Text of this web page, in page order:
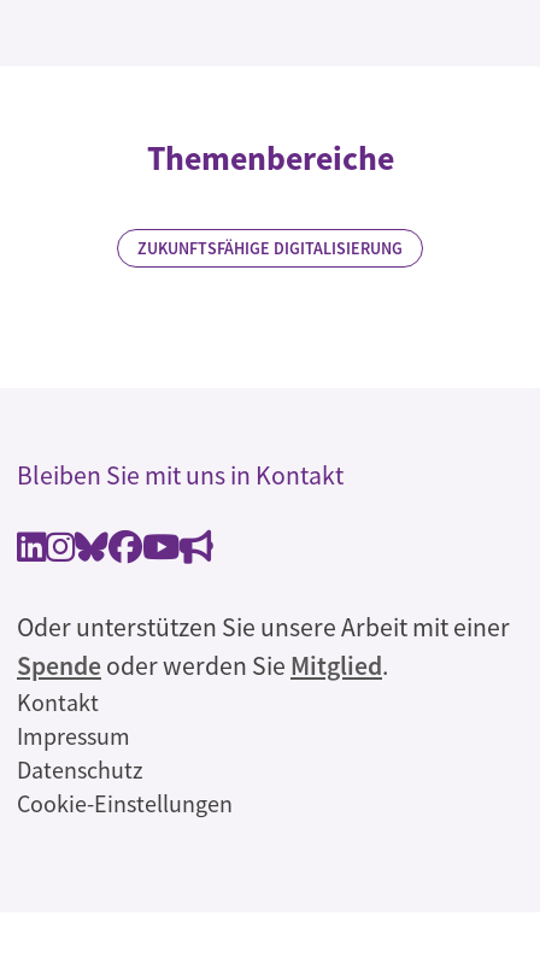
Themenbereiche
ZUKUNFTSFÄHIGE DIGITALISIERUNG
Bleiben Sie mit uns in Kontakt
Oder unterstützen Sie unsere Arbeit mit einer
Spendeoder werden Sie Mitglied.
Rechtliches
Kontakt
Impressum
Datenschutz
Cookie-Einstellungen